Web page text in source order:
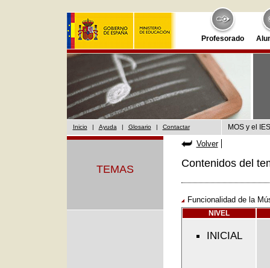
Profesorado
Inicio | Ayuda | Glosario | Contactar MOS y el
TEMAS
Volver
Contenidos del
Funcionalidad de la
NIVEL
INICIAL